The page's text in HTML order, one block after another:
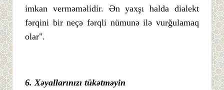
imkan verməməlidir. Ən yaxşı halda dialekt
fərqini bir neçə fərqli nümunə ilə vurğulamaq
olar".
6. Xəyallarınızı tükətməyin